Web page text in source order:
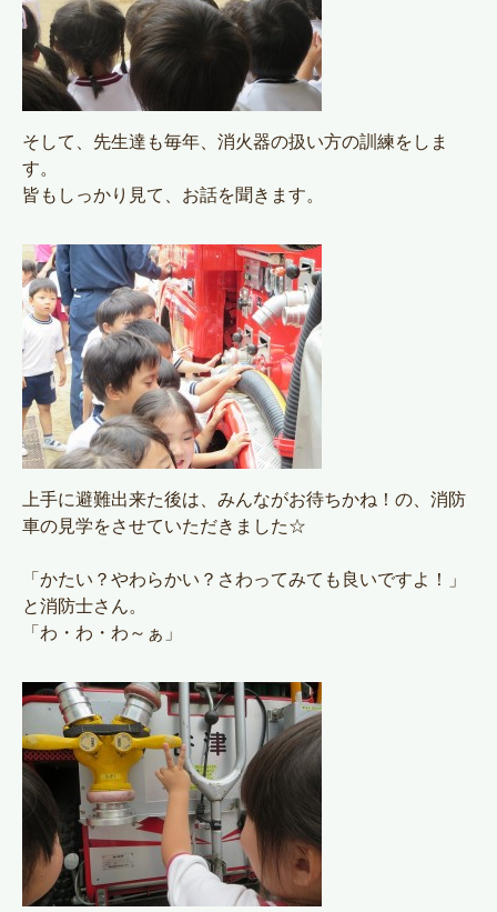
そして、先生達も毎年、消火器の扱い方の訓練をしま
す。
皆もしっかり見て、お話を聞きます。
上手に避難出来た後は、みんながお待ちかね！の、消防
車の見学をさせていただきました☆
「かたい？やわらかい？さわってみても良いですよ！」
と消防士さん。
「わ・わ・わ～ぁ」